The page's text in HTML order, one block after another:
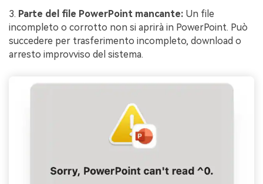
3. Parte del file PowerPoint mancante: Un file
incompleto o corrotto non si aprirà in PowerPoint. Può
succedere per trasferimento incompleto, download o
arresto improvviso del sistema.